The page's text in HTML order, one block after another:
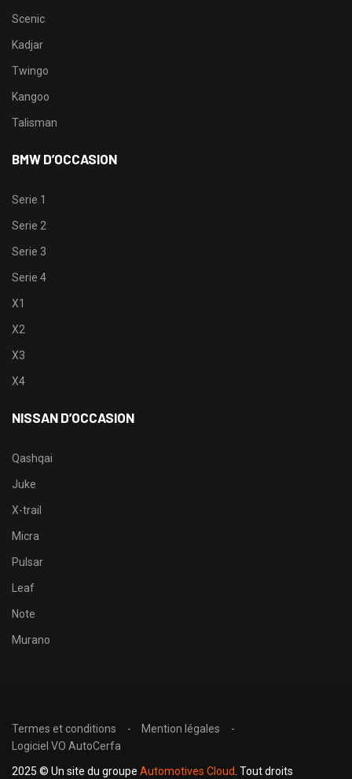
Scenic
Kadjar
Twingo
Kangoo
Talisman
BMW D’OCCASION
Serie 1
Serie 2
Serie 3
Serie 4
X1
X2
X3
X4
NISSAN D’OCCASION
Qashqai
Juke
X-trail
Micra
Pulsar
Leaf
Note
Murano
Termes et conditions
Mention légales
Logiciel VO AutoCerfa
2025 © Un site du groupe Automotives Cloud . Tout droits